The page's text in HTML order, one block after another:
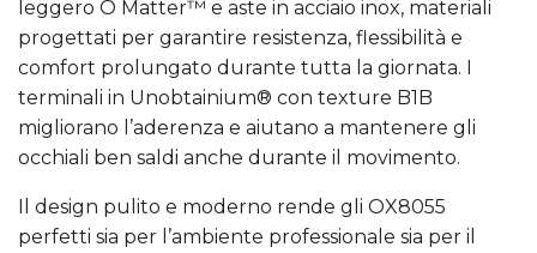
leggero O Matter™ e aste in acciaio inox, materiali
progettati per garantire resistenza, flessibilità e
comfort prolungato durante tutta la giornata. I
terminali in Unobtainium® con texture B1B
migliorano l’aderenza e aiutano a mantenere gli
occhiali ben saldi anche durante il movimento.
Il design pulito e moderno rende gli OX8055
perfetti sia per l’ambiente professionale sia per il